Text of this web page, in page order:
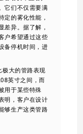
它们不仅需要满
定的雾化性能，
差异。据了解，
户希望通过这些
备停机时间，进
大的管路表现
英寸之间，而
用于某些特殊
明，客户在设计
够生产这类管路